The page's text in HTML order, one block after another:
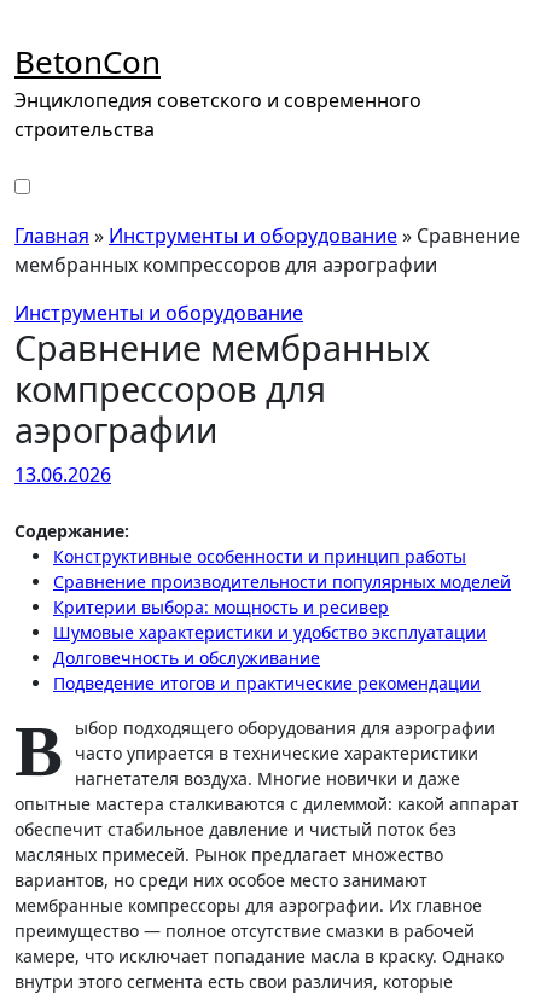
содержимому
BetonCon
Энциклопедия советского и современного
строительства
Главная » Инструменты и оборудование» Сравнение
мембранных компрессоров для аэрографии
Инструменты и оборудование
Сравнение мембранных
компрессоров для
аэрографии
13.06.2026
Содержание:
Конструктивные особенности и принцип работы
Сравнение производительности популярных моделей
Критерии выбора: мощность и ресивер
Шумовые характеристики и удобство эксплуатации
Долговечность и обслуживание
Подведение итогов и практические рекомендации
В
ыбор подходящего оборудования для аэрографии
часто упирается в технические характеристики
нагнетателя воздуха. Многие новички и даже
опытные мастера сталкиваются с дилеммой: какой аппарат
обеспечит стабильное давление и чистый поток без
масляных примесей. Рынок предлагает множество
вариантов, но среди них особое место занимают
мембранные компрессоры для аэрографии. Их главное
преимущество — полное отсутствие смазки в рабочей
камере, что исключает попадание масла в краску. Однако
внутри этого сегмента есть свои различия, которые